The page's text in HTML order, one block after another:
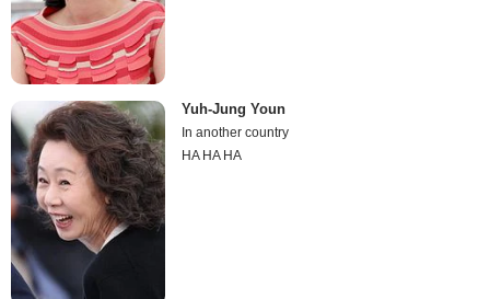
Yuh-Jung Youn
In another country
HA HA HA